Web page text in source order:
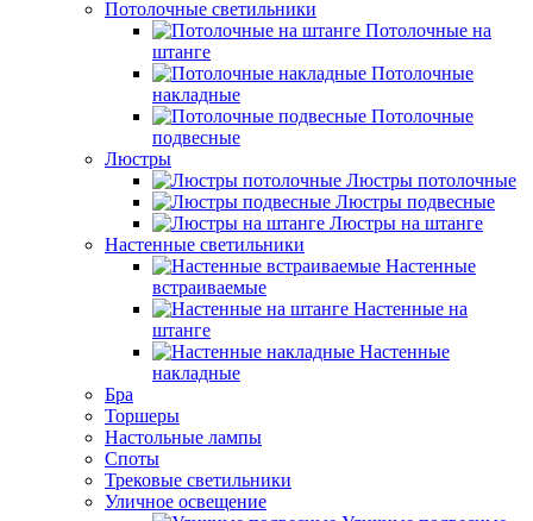
Потолочные светильники
Потолочные на
штанге
Потолочные
накладные
Потолочные
подвесные
Люстры
Люстры потолочные
Люстры подвесные
Люстры на штанге
Настенные светильники
Настенные
встраиваемые
Настенные на
штанге
Настенные
накладные
Бра
Торшеры
Настольные лампы
Споты
Трековые светильники
Уличное освещение